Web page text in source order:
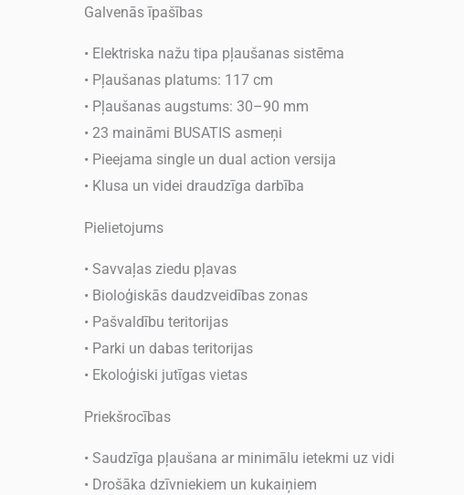
Galvenās īpašības
• Elektriska nažu tipa pļaušanas sistēma
• Pļaušanas platums: 117 cm
• Pļaušanas augstums: 30–90 mm
• 23 maināmi BUSATIS asmeņi
• Pieejama single un dual action versija
• Klusa un videi draudzīga darbība
Pielietojums
• Savvaļas ziedu pļavas
• Bioloģiskās daudzveidības zonas
• Pašvaldību teritorijas
• Parki un dabas teritorijas
• Ekoloģiski jutīgas vietas
Priekšrocības
• Saudzīga pļaušana ar minimālu ietekmi uz vidi
• Drošāka dzīvniekiem un kukaiņiem